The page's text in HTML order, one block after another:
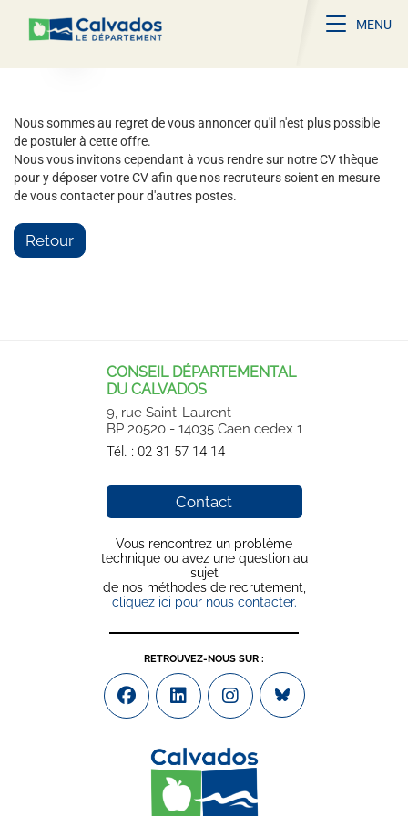
Toggle
MENU
Nous sommes au regret de vous annoncer qu'il n'est plus possible
de postuler à cette offre.
Nous vous invitons cependant à vous rendre sur notre CV thèque
pour y déposer votre CV afin que nos recruteurs soient en mesure
de vous contacter pour d'autres postes.
Retour
CONSEIL DÉPARTEMENTAL
DU CALVADOS
9, rue Saint-Laurent
BP 20520 - 14035 Caen cedex 1
Tél. : 02 31 57 14 14
Contact
Vous rencontrez un problème
technique ou avez une question au
sujet
de nos méthodes de recrutement,
cliquez ici pour nous contacter.
RETROUVEZ-NOUS SUR :